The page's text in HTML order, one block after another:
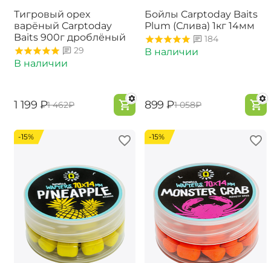
Тигровый орех
варёный Carptoday
Baits 900г дроблёный
29
В наличии
‍1 199‍ ₽‍1 462‍₽
Бойлы Carptoday Baits
Plum (Слива) 1кг 14мм
184
В наличии
‍899‍ ₽‍1 058‍₽
-15% -15%